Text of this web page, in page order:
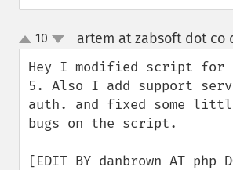
up
down
10 artem at zabsoft dot co
Hey I modified script for
5. Also I add support
auth. and fixed some
bugs on the script.
[EDIT BY danbrown AT php